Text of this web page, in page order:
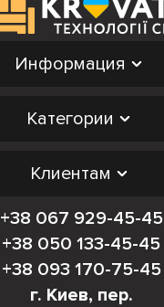
Информация
Категории
Клиентам
+38 067 929-45-45
+38 050 133-45-45
+38 093 170-75-45
г. Киев, пер.